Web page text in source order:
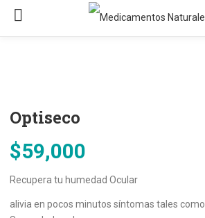
Optiseco
$59,000
Recupera tu humedad Ocular
alivia en pocos minutos síntomas tales como